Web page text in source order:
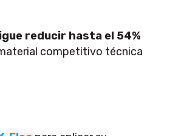
reducir hasta el 54%
competitivo técnica